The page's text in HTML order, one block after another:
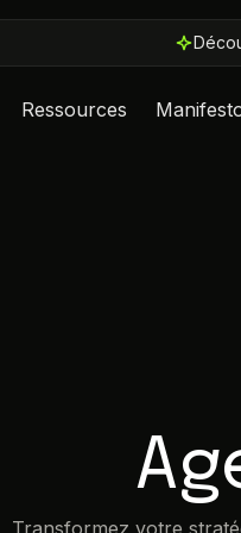
Ressources
Transformez votre